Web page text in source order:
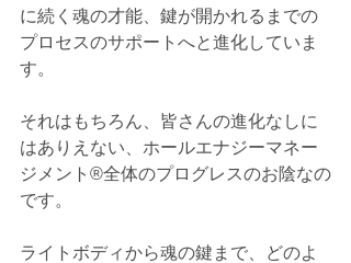
に続く魂の才能、鍵が開かれるまでの
プロセスのサポートへと進化していま
す。
それはもちろん、皆さんの進化なしに
はありえない、ホールエナジーマネー
ジメント®️全体のプログレスのお陰なの
です。
ライトボディから魂の鍵まで、どのよ